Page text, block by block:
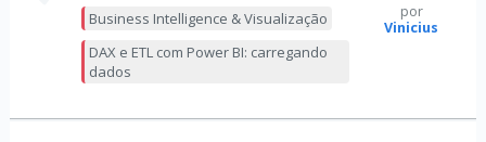
Business Intelligence & Visualização
DAX e ETL com Power BI: carregando
dados
por
Vinicius